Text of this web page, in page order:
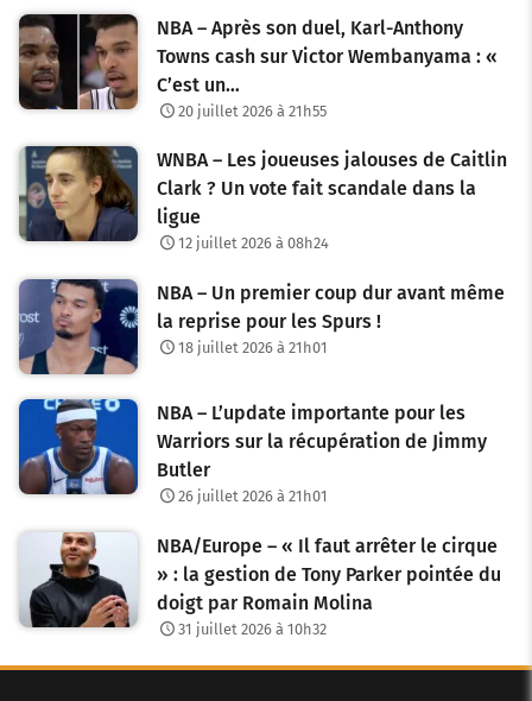
NBA – Après son duel, Karl-Anthony
Towns cash sur Victor Wembanyama : «
C’est un…
20 juillet 2026 à 21h55
WNBA – Les joueuses jalouses de Caitlin
Clark ? Un vote fait scandale dans la
ligue
12 juillet 2026 à 08h24
NBA – Un premier coup dur avant même
la reprise pour les Spurs !
18 juillet 2026 à 21h01
NBA – L’update importante pour les
Warriors sur la récupération de Jimmy
Butler
26 juillet 2026 à 21h01
NBA/Europe – « Il faut arrêter le cirque
» : la gestion de Tony Parker pointée du
doigt par Romain Molina
31 juillet 2026 à 10h32